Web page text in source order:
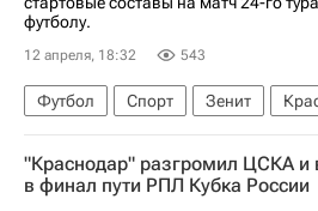
футболу.
12 апреля, 18:32 543
Футбол Спорт Зенит
РПЛ 2026-2027 (Чемпионат России
"Краснодар" разгромил ЦСКА
в финал пути РПЛ Кубка России